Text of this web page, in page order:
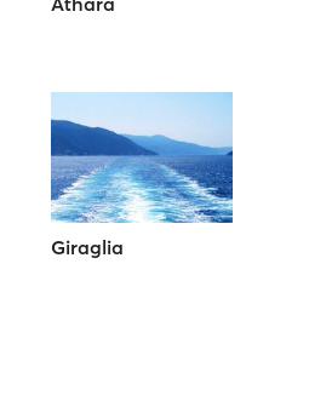
Giraglia